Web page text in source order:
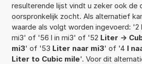
resulterende lijst vindt u zeker ook de
oorspronkelijk zocht. Als alternatief
waarde als volgt worden ingevoerd:
mi3' of '56 l in mi3' of '52 Liter ->
mi3' of '53 Liter naar mi3' of '4 l
Liter to Cubic mile'. Voor dit